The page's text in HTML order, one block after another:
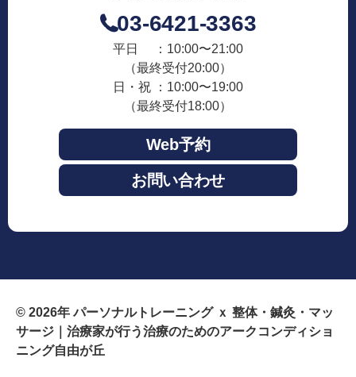
03-6421-3363
平日 ：10:00〜21:00
（最終受付20:00）
日・祝 ：10:00〜19:00
（最終受付18:00）
Web予約
お問い合わせ
© 2026年パーソナルトレーニング ｘ 整体・鍼灸・マッ
サージ｜治療家が行う治療のためのアークコンディショ
ニング自由が丘